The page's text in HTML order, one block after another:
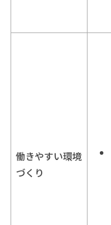
働きやすい環境
づくり